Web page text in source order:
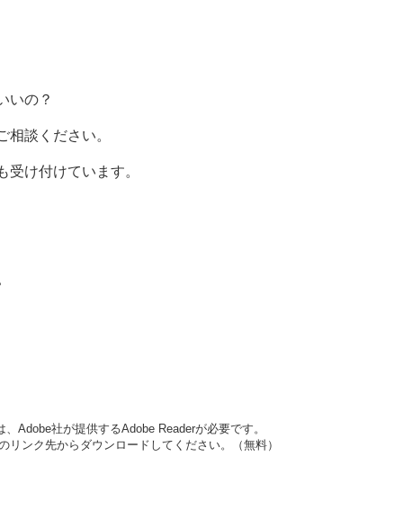
いの？
談ください。
け付けています。
Adobe社が提供するAdobe Readerが必要です。
ンク先からダウンロードしてください。（無料）